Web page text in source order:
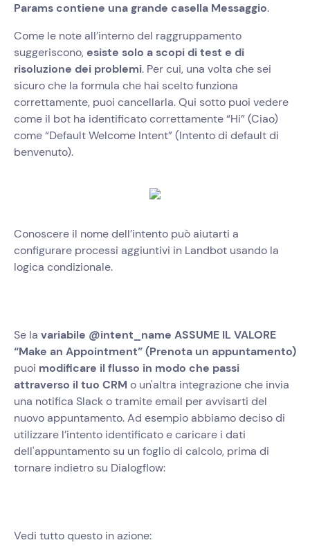
Params contiene una grande casella Messaggio.
Come le note all’interno del raggruppamento
suggeriscono, esiste solo a scopi di test e di
risoluzione dei problemi. Per cui, una volta che sei
sicuro che la formula che hai scelto funziona
correttamente, puoi cancellarla. Qui sotto puoi vedere
come il bot ha identificato correttamente “Hi” (Ciao)
come “Default Welcome Intent” (Intento di default di
benvenuto).
Conoscere il nome dell’intento può aiutarti a
configurare processi aggiuntivi in Landbot usando la
logica condizionale.
Se la variabile @intent_name ASSUME IL VALORE
“Make an Appointment” (Prenota un appuntamento)
puoi modificare il flusso in modo che passi
attraverso il tuo CRM o un'altra integrazione che invia
una notifica Slack o tramite email per avvisarti del
nuovo appuntamento. Ad esempio abbiamo deciso di
utilizzare l’intento identificato e caricare i dati
dell'appuntamento su un foglio di calcolo, prima di
tornare indietro su Dialogflow:
Vedi tutto questo in azione: